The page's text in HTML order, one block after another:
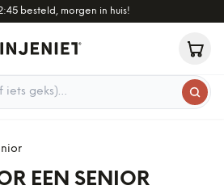
besteld, morgen in huis!
EEN SENIOR